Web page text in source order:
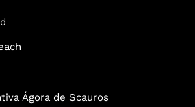
Ágora de Scauros